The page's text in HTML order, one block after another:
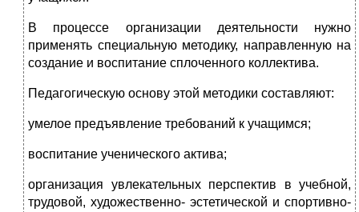
В процессе организации деятельности нужно
применять специальную методику, направленную на
создание и воспитание сплоченного коллектива.
Педагогическую основу этой методики составляют:
умелое предъявление требований к учащимся;
воспитание ученического актива;
организация увлекательных перспектив в учебной,
трудовой, художественно- эстетической и спортивно-